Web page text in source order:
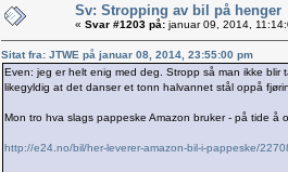
Sv: Stropping av bil på henger
« Svar #1203 på: januar 09, 2014,
Sitat fra: JTWE på januar 08, 2014, 23:55:00 pm
Even: jeg er helt enig med deg. Stropp så man ikke
likegyldig at det danser et tonn halvannet stål oppå
Mon tro hva slags pappeske Amazon bruker - på tide å
http://e24.no/bil/her-leverer-amazon-bil-i-pappeske/